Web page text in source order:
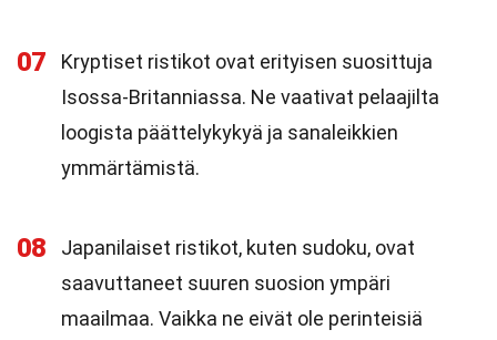
07
Kryptiset ristikot ovat erityisen suosittuja
Isossa-Britanniassa. Ne vaativat pelaajilta
loogista päättelykykyä ja sanaleikkien
ymmärtämistä.
08
Japanilaiset ristikot, kuten sudoku, ovat
saavuttaneet suuren suosion ympäri
maailmaa. Vaikka ne eivät ole perinteisiä